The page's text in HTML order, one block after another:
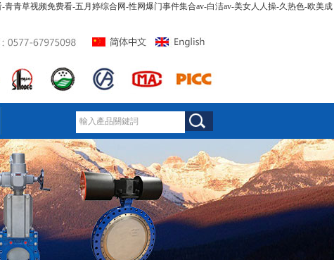
青草视频免费看-五月婷综合网-性网爆门事件集合av-白洁av-美女人人操-久热色-欧美成